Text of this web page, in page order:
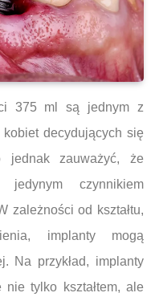
375 ml są jednym z
decydujących się
jednak zauważyć, że
czynnikiem
zależności od kształtu,
implanty mogą
Na przykład, implanty
tylko kształtem, ale